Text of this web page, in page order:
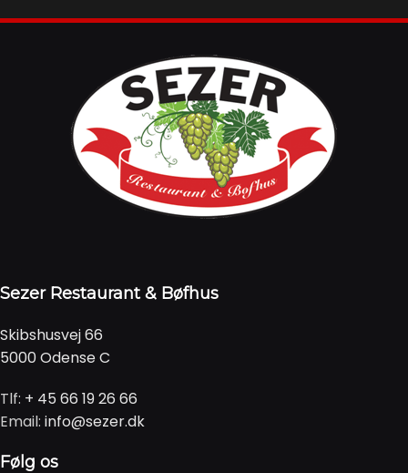
Sezer Restaurant & Bøfhus
Skibshusvej 66
5000 Odense C
Tlf: + 45 66 19 26 66
Email: info@sezer.dk
Følg os